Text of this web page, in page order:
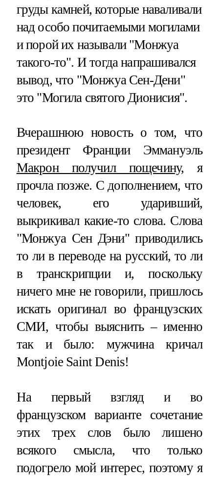
груды камней, которые наваливали
над особо почитаемыми могилами
и порой их называли "Монжуа
такого-то". И тогда напрашивался
вывод, что "Монжуа Сен-Дени"
это "Могила святого Дионисия".
Вчерашнюю новость о том, что
президент Франции Эммануэль
Макрон получил пощечину, я
прочла позже. С дополнением, что
человек, его ударивший,
выкрикивал какие-то слова. Слова
"Монжуа Сен Дэни" приводились
то ли в переводе на русский, то ли
в транскрипции и, поскольку
ничего мне не говорили, пришлось
искать оригинал во французских
СМИ, чтобы выяснить – именно
так и было: мужчина кричал
Montjoie Saint Denis!
На первый взгляд и во
французском варианте сочетание
этих трех слов было лишено
всякого смысла, что только
подогрело мой интерес, поэтому я